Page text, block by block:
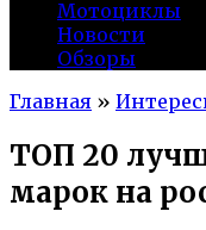
Мотоциклы
Новости
Обзоры
Главная »
ТОП 20
марок на